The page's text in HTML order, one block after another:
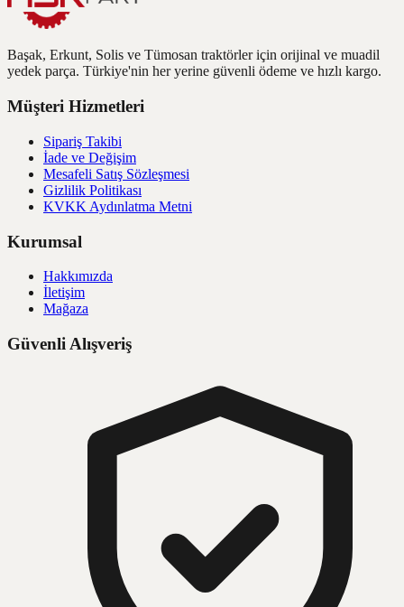
Başak, Erkunt, Solis ve Tümosan traktörler için orijinal ve muadil
yedek parça. Türkiye'nin her yerine güvenli ödeme ve hızlı kargo.
Müşteri Hizmetleri
Sipariş Takibi
İade ve Değişim
Mesafeli Satış Sözleşmesi
Gizlilik Politikası
KVKK Aydınlatma Metni
Kurumsal
Hakkımızda
İletişim
Mağaza
Güvenli Alışveriş